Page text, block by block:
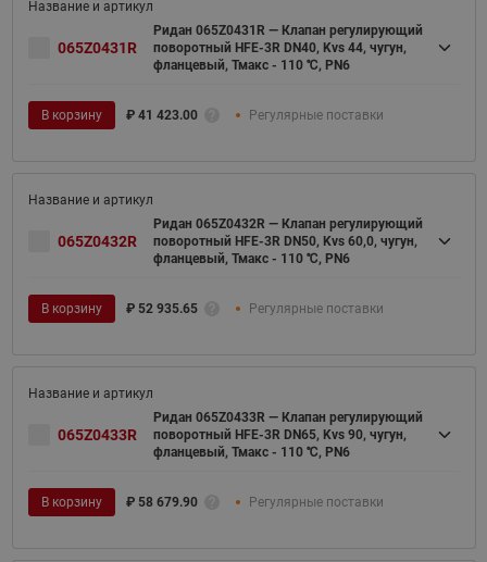
065Z0431R
Ридан 065Z0431R — Клапан регулирующий
поворотный HFE-3R DN40, Kvs 44, чугун,
фланцевый, Тмакс - 110 ℃, PN6
В корзину ₽ 41 423.00 Регулярные поставки
065Z0432R
Ридан 065Z0432R — Клапан регулирующий
поворотный HFE-3R DN50, Kvs 60,0, чугун,
фланцевый, Тмакс - 110 ℃, PN6
В корзину ₽ 52 935.65 Регулярные поставки
065Z0433R
Ридан 065Z0433R — Клапан регулирующий
поворотный HFE-3R DN65, Kvs 90, чугун,
фланцевый, Тмакс - 110 ℃, PN6
В корзину ₽ 58 679.90 Регулярные поставки